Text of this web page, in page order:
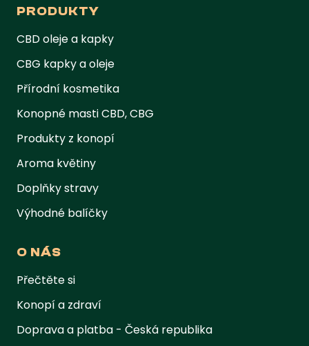
PRODUKTY
CBD oleje a kapky
CBG kapky a oleje
Přírodní kosmetika
Konopné masti CBD, CBG
Produkty z konopí
Aroma květiny
Doplňky stravy
Výhodné balíčky
O NÁS
Přečtěte si
Konopí a zdraví
Doprava a platba - Česká republika